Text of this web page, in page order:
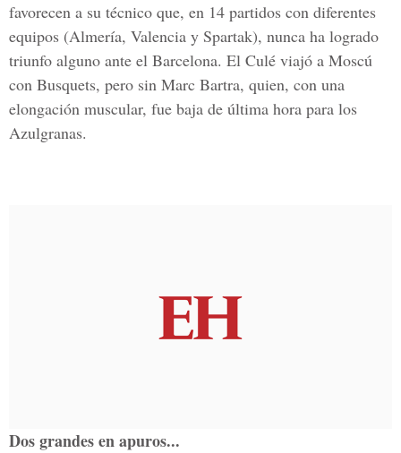
favorecen a su técnico que, en 14 partidos con diferentes
equipos (Almería, Valencia y Spartak), nunca ha logrado
triunfo alguno ante el Barcelona. El Culé viajó a Moscú
con Busquets, pero sin Marc Bartra, quien, con una
elongación muscular, fue baja de última hora para los
Azulgranas.
Dos grandes en apuros...